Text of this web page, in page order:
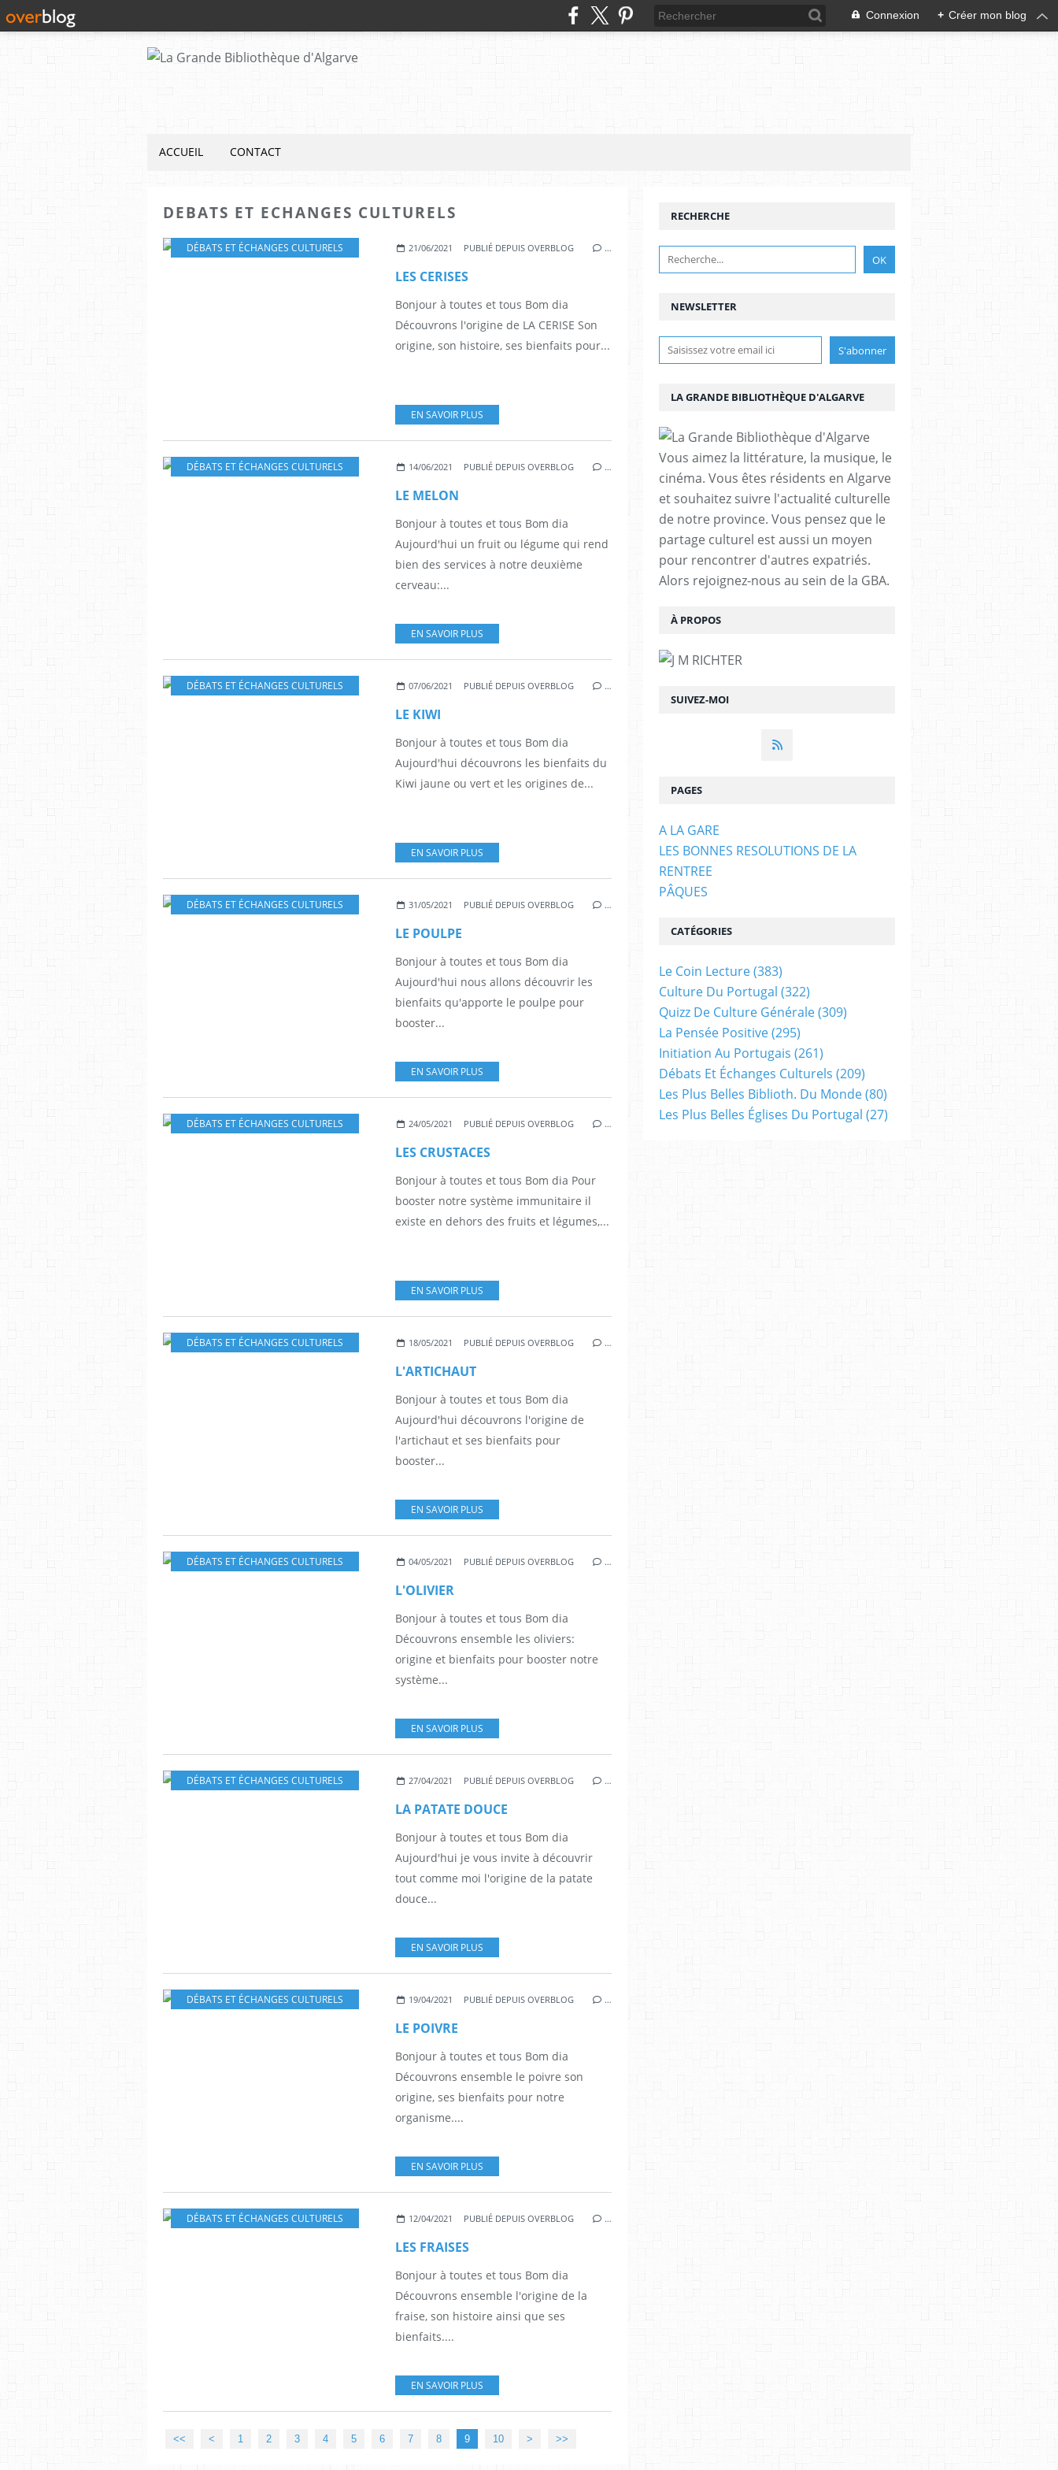
Connexion + Créer mon blog
ACCUEIL CONTACT
DEBATS ET ECHANGES CULTURELS
DÉBATS ET ÉCHANGES CULTURELS 21/06/2021 PUBLIÉ DEPUIS OVERBLOG …
LES CERISES
Bonjour à toutes et tous Bom dia
Découvrons l'origine de LA CERISE Son
origine, son histoire, ses bienfaits pour...
EN SAVOIR PLUS
DÉBATS ET ÉCHANGES CULTURELS 14/06/2021 PUBLIÉ DEPUIS OVERBLOG …
LE MELON
Bonjour à toutes et tous Bom dia
Aujourd'hui un fruit ou légume qui rend
bien des services à notre deuxième
cerveau:...
EN SAVOIR PLUS
DÉBATS ET ÉCHANGES CULTURELS 07/06/2021 PUBLIÉ DEPUIS OVERBLOG …
LE KIWI
Bonjour à toutes et tous Bom dia
Aujourd'hui découvrons les bienfaits du
Kiwi jaune ou vert et les origines de...
EN SAVOIR PLUS
DÉBATS ET ÉCHANGES CULTURELS 31/05/2021 PUBLIÉ DEPUIS OVERBLOG …
LE POULPE
Bonjour à toutes et tous Bom dia
Aujourd'hui nous allons découvrir les
bienfaits qu'apporte le poulpe pour
booster...
EN SAVOIR PLUS
DÉBATS ET ÉCHANGES CULTURELS 24/05/2021 PUBLIÉ DEPUIS OVERBLOG …
LES CRUSTACES
Bonjour à toutes et tous Bom dia Pour
booster notre système immunitaire il
existe en dehors des fruits et légumes,...
EN SAVOIR PLUS
DÉBATS ET ÉCHANGES CULTURELS 18/05/2021 PUBLIÉ DEPUIS OVERBLOG …
L'ARTICHAUT
Bonjour à toutes et tous Bom dia
Aujourd'hui découvrons l'origine de
l'artichaut et ses bienfaits pour
booster...
EN SAVOIR PLUS
DÉBATS ET ÉCHANGES CULTURELS 04/05/2021 PUBLIÉ DEPUIS OVERBLOG …
L'OLIVIER
Bonjour à toutes et tous Bom dia
Découvrons ensemble les oliviers:
origine et bienfaits pour booster notre
système...
EN SAVOIR PLUS
DÉBATS ET ÉCHANGES CULTURELS 27/04/2021 PUBLIÉ DEPUIS OVERBLOG …
LA PATATE DOUCE
Bonjour à toutes et tous Bom dia
Aujourd'hui je vous invite à découvrir
tout comme moi l'origine de la patate
douce...
EN SAVOIR PLUS
DÉBATS ET ÉCHANGES CULTURELS 19/04/2021 PUBLIÉ DEPUIS OVERBLOG …
LE POIVRE
Bonjour à toutes et tous Bom dia
Découvrons ensemble le poivre son
origine, ses bienfaits pour notre
organisme....
EN SAVOIR PLUS
DÉBATS ET ÉCHANGES CULTURELS 12/04/2021 PUBLIÉ DEPUIS OVERBLOG …
LES FRAISES
Bonjour à toutes et tous Bom dia
Découvrons ensemble l'origine de la
fraise, son histoire ainsi que ses
bienfaits....
EN SAVOIR PLUS
<< < 1 2 3 4 5 6 7 8 9 10 20
> >>
NEWSLETTER
SUIVEZ-MOI
RECHERCHE
LA GRANDE BIBLIOTHÈQUE D'ALGARVE
Vous aimez la littérature, la musique, le
cinéma. Vous êtes résidents en Algarve
et souhaitez suivre l'actualité culturelle
de notre province. Vous pensez que le
partage culturel est aussi un moyen
pour rencontrer d'autres expatriés.
Alors rejoignez-nous au sein de la GBA.
À PROPOS
PAGES
A LA GARE
LES BONNES RESOLUTIONS DE LA
RENTREE
PÂQUES
CATÉGORIES
Le Coin Lecture(383)
Culture Du Portugal (322)
Quizz De Culture Générale(309)
La Pensée Positive(295)
Initiation Au Portugais (261)
Débats Et Échanges Culturels (209)
Les Plus Belles Biblioth. Du Monde(80)
Les Plus Belles Églises Du Portugal (27)